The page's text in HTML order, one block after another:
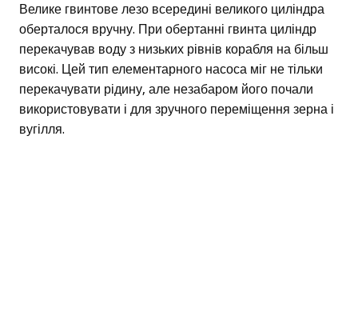
Велике гвинтове лезо всередині великого циліндра
оберталося вручну. При обертанні гвинта циліндр
перекачував воду з низьких рівнів корабля на більш
високі. Цей тип елементарного насоса міг не тільки
перекачувати рідину, але незабаром його почали
використовувати і для зручного переміщення зерна і
вугілля.